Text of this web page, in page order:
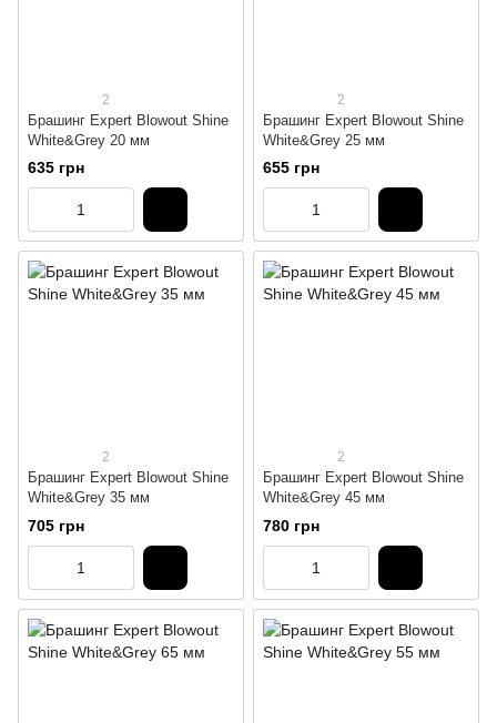
2
Брашинг Expert Blowout Shine
White&Grey 20 мм
635 грн
2
Брашинг Expert Blowout Shine
White&Grey 25 мм
655 грн
2
Брашинг Expert Blowout Shine
White&Grey 35 мм
705 грн
2
Брашинг Expert Blowout Shine
White&Grey 45 мм
780 грн